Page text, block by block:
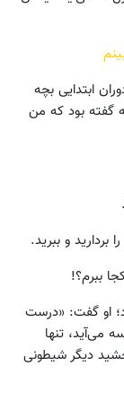
ابتدایی بچه
گفته بود که من
بردارید و ببرید.
ببرم؟!
او گفت: «درست
می‌آید، تنها
دیگر شیطونی